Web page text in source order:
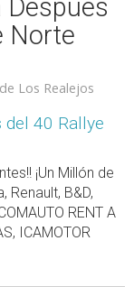
Despues
Norte
Los Realejos
40 Rallye
¡Un Millón de
Renault, B&D,
RENT A
ICAMOTOR